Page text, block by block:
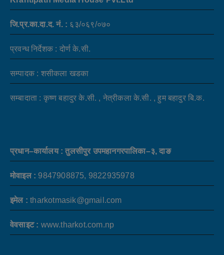
जि.प्र.का.दा.द. नं. : ६३/०६९/०७०
प्रवन्ध निर्देशक : दोर्ण के.सी.
सम्पादक : शसीकला खडका
सम्बादाता : कृष्ण बहादुर के.सी. , नेत्रीकला के.सी. , हुम बहादुर बि.क.
प्रधान–कार्यालय : तुलसीपुर उपमहानगरपालिका–३, दाङ
मोवाइल : 9847908875, 9822935978
इमेल :tharkotmasik@gmail.com
वेवसाइट : www.tharkot.com.np